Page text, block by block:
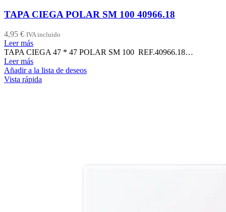
TAPA CIEGA POLAR SM 100 40966.18
4,95 € IVA incluido
Leer más
TAPA CIEGA 47 * 47 POLAR SM 100 REF.40966.18…
Leer más
Añadir a la lista de deseos
Vista rápida